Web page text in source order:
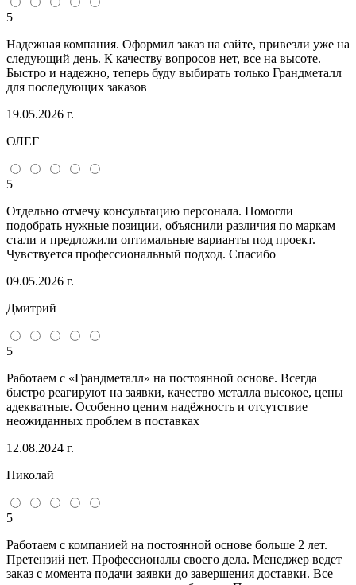
5
Надежная компания. Оформил заказ на сайте, привезли уже на
следующий день. К качеству вопросов нет, все на высоте.
Быстро и надежно, теперь буду выбирать только Грандметалл
для последующих заказов
19.05.2026 г.
ОЛЕГ
5
Отдельно отмечу консультацию персонала. Помогли
подобрать нужные позиции, объяснили различия по маркам
стали и предложили оптимальные варианты под проект.
Чувствуется профессиональный подход. Спасибо
09.05.2026 г.
Дмитрий
5
Работаем с «Грандметалл» на постоянной основе. Всегда
быстро реагируют на заявки, качество металла высокое, цены
адекватные. Особенно ценим надёжность и отсутствие
неожиданных проблем в поставках
12.08.2024 г.
Николай
5
Работаем с компанией на постоянной основе больше 2 лет.
Претензий нет. Профессионалы своего дела. Менеджер ведет
заказ с момента подачи заявки до завершения доставки. Все